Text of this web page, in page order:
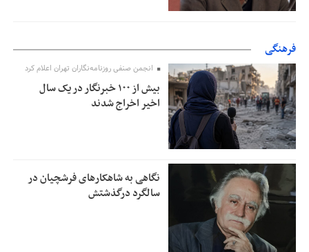
فرهنگی
انجمن صنفی روزنامه‌نگاران تهران اعلام کرد
بیش از ۱۰۰ خبرنگار در یک سال
اخیر اخراج شدند
نگاهی به شاهکارهای فرشچیان در
سالگرد درگذشتش